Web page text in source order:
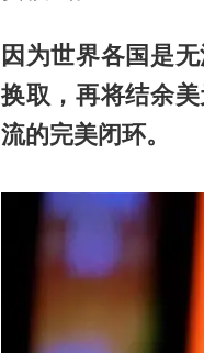
因为世界各国是
换取，再将结余
流的完美闭环。